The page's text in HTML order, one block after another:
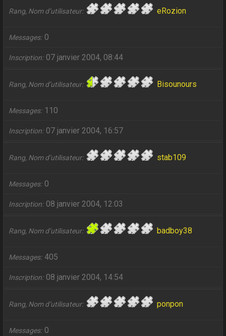
Rang, Nom d’utilisateur eRozion
Messages 0
Inscription 07 janvier 2004, 08:44
Rang, Nom d’utilisateur Bisounours
Messages 110
Inscription 07 janvier 2004, 16:57
Rang, Nom d’utilisateur stab109
Messages 0
Inscription 08 janvier 2004, 12:03
Rang, Nom d’utilisateur badboy38
Messages 405
Inscription 08 janvier 2004, 14:54
Rang, Nom d’utilisateur ponpon
Messages 0